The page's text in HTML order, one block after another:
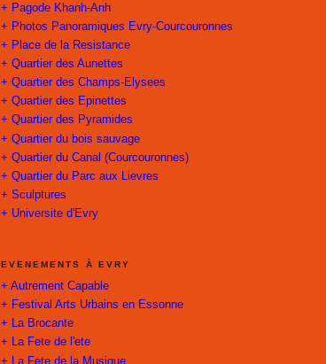
+ Pagode Khanh-Anh
+ Photos Panoramiques Evry-Courcouronnes
+ Place de la Resistance
+ Quartier des Aunettes
+ Quartier des Champs-Elysees
+ Quartier des Epinettes
+ Quartier des Pyramides
+ Quartier du bois sauvage
+ Quartier du Canal (Courcouronnes)
+ Quartier du Parc aux Lievres
+ Sculptures
+ Universite d'Evry
EVENEMENTS À EVRY
+ Autrement Capable
+ Festival Arts Urbains en Essonne
+ La Brocante
+ La Fete de l'ete
+ La Fete de la Musique